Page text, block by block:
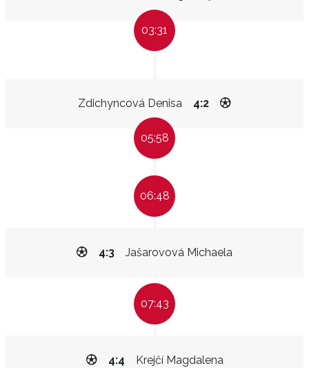
03:31
Zdichyncová Denisa 4:2
05:58
06:48
Jašarovová Michaela
4:3
07:43
Krejčí Magdalena
4:4